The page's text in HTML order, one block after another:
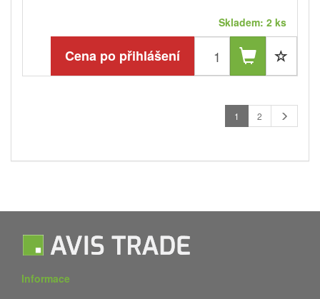
Skladem: 2 ks
Cena po přihlášení
1 2
Informace